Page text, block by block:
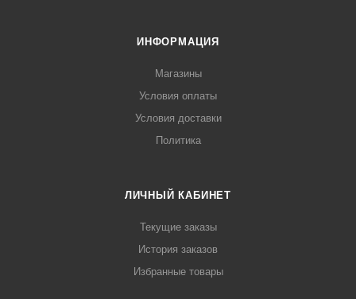
ИНФОРМАЦИЯ
Магазины
Условия оплаты
Условия доставки
Политика
ЛИЧНЫЙ КАБИНЕТ
Текущие заказы
История заказов
Избранные товары